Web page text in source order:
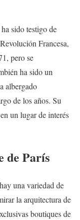
sido testigo de
Francesa,
pero se
ha sido un
albergado
de los años. Su
un lugar de interés
de París
una variedad de
la arquitectura de
boutiques de